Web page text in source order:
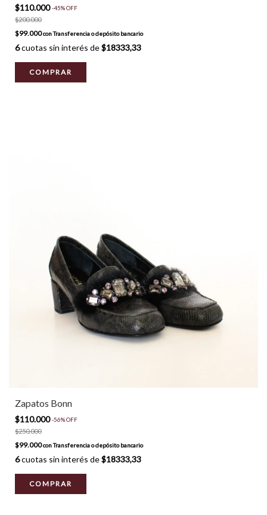
$110.000-45%OFF
$200.000
$99.000conTransferencia o depósito bancario
6cuotas sin interés de$18333,33
COMPRAR
Zapatos Bonn
$110.000-56%OFF
$250.000
$99.000conTransferencia o depósito bancario
6cuotas sin interés de$18333,33
COMPRAR